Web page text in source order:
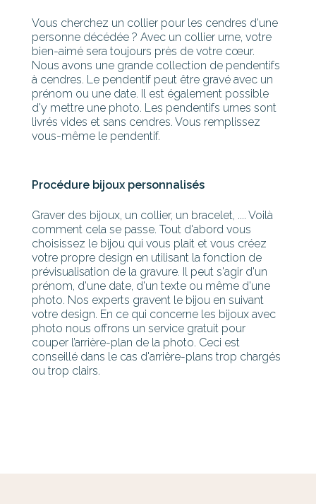
Vous cherchez un collier pour les cendres d'une
personne décédée ? Avec un collier urne, votre
bien-aimé sera toujours près de votre cœur.
Nous avons une grande collection de pendentifs
à cendres. Le pendentif peut être gravé avec un
prénom ou une date. Il est également possible
d'y mettre une photo. Les pendentifs urnes sont
livrés vides et sans cendres. Vous remplissez
vous-même le pendentif.
Procédure bijoux personnalisés
Graver des bijoux, un collier, un bracelet, .... Voilà
comment cela se passe. Tout d'abord vous
choisissez le bijou qui vous plait et vous créez
votre propre design en utilisant la fonction de
prévisualisation de la gravure. Il peut s'agir d'un
prénom, d'une date, d'un texte ou même d'une
photo. Nos experts gravent le bijou en suivant
votre design. En ce qui concerne les bijoux avec
photo nous offrons un service gratuit pour
couper l’arrière-plan de la photo. Ceci est
conseillé dans le cas d'arrière-plans trop chargés
ou trop clairs.